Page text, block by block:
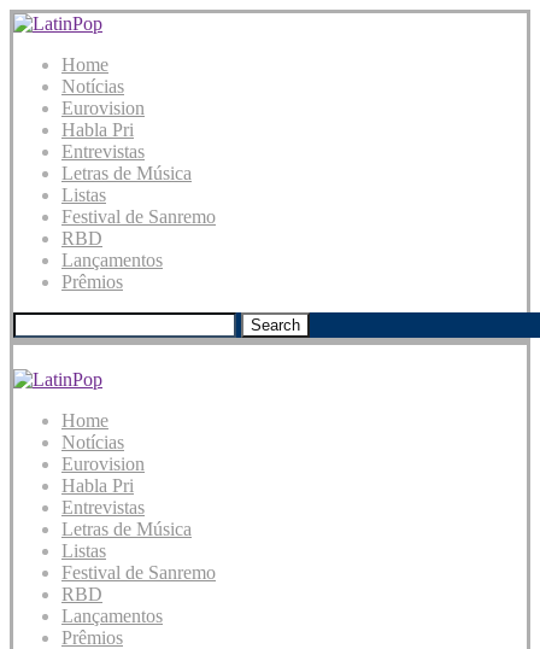
Home
Notícias
Eurovision
Habla Pri
Entrevistas
Letras de Música
Listas
Festival de Sanremo
RBD
Lançamentos
Prêmios
Search
Home
Notícias
Eurovision
Habla Pri
Entrevistas
Letras de Música
Listas
Festival de Sanremo
RBD
Lançamentos
Prêmios